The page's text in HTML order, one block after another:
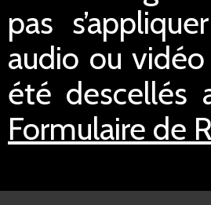
pas
audio ou
été descellés
Formulaire de